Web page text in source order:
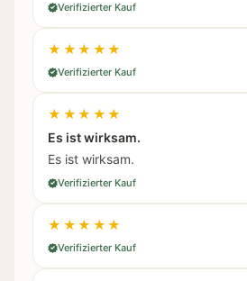
Verifizierter Kauf
★★★★★
Verifizierter Kauf
★★★★★
Es ist wirksam.
Es ist wirksam.
Verifizierter Kauf
★★★★★
Verifizierter Kauf